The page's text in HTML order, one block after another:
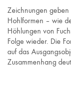
Zeichnungen
Hohlformen – wie
Höhlungen von
Folge wieder. Die
auf das
Zusammenhang